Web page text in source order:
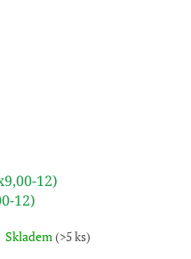
12)
12)
Skladem(>5 ks)